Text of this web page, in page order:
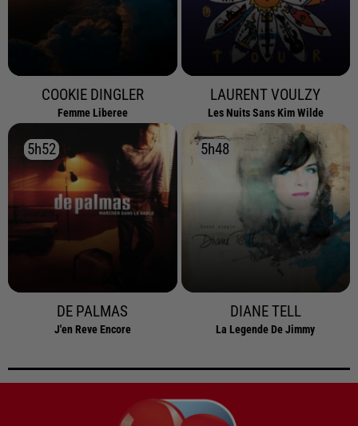
COOKIE DINGLER
Femme Liberee
LAURENT VOULZY
Les Nuits Sans Kim Wilde
5h52
5h52
DE PALMAS
J'en Reve Encore
5h48
5h48
DIANE TELL
La Legende De Jimmy